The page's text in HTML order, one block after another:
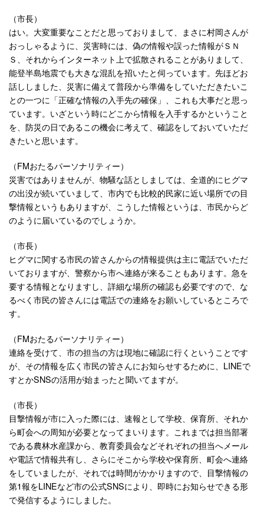
（市長）
はい。大変重要なことだと思っておりまして、まさに村岡さんが
おっしゃるように、災害時には、偽の情報や誤った情報がＳＮ
Ｓ、それからインターネット上で拡散されることがありまして、
能登半島地震でも大きな混乱を招いたと伺っています。先ほどお
話ししました、災害に備えて普段から準備をしていただきたいこ
との一つに「正確な情報の入手先の確保」、これも大事だと思っ
ています。いざという時にどこから情報を入手するかということ
を、防災の日であるこの機会に考えて、確認をしておいていただ
きたいと思います。
（FMおたるパーソナリティー）
災害ではありませんが、物騒な話としましては、全道的にヒグマ
の出没が続いていまして、市内でも比較的民家に近い場所での目
撃情報というもありますが、こうした情報というは、市民からど
のように届いているのでしょうか。
（市長）
ヒグマに関する市民の皆さんからの情報提供は主に電話でいただ
いておりますが、警察から市へ連絡が来ることもあります。急を
要する情報となりますし、詳細な場所の確認も必要ですので、な
るべく市民の皆さんには電話での連絡をお願いしているところで
す。
（FMおたるパーソナリティー）
連絡を受けて、市の担当の方は現地に確認に行くということです
が、その情報を広く市民の皆さんにお知らせするために、LINEで
すとかSNSの活用が始まったと聞いてますが。
（市長）
目撃情報が市に入った際には、速報として学校、保育所、それか
ら町会への周知が必要となってまいります。これまでは担当部署
である農林水産課から、教育委員会などそれぞれの担当へメール
や電話で情報共有し、さらにそこから学校や保育所、町会へ連絡
をしていましたが、それでは時間がかかりますので、目撃情報の
第1報をLINEなど市の公式SNSにより、即時にお知らせできる形
で発信するようにしました。